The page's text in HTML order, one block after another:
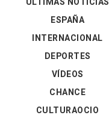
ESPAÑA
INTERNACIONAL
DEPORTES
VÍDEOS
CHANCE
CULTURAOCIO